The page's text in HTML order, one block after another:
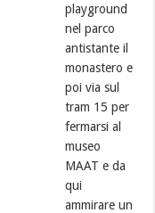
playground
nel parco
antistante il
monastero e
poi via sul
tram 15 per
fermarsi al
museo
MAAT e da
qui
ammirare un